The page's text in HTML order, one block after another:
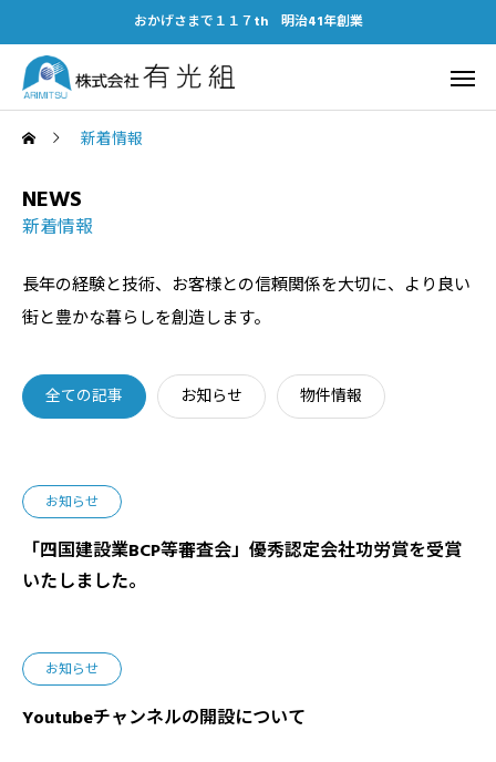
おかげさまで１１７th 明治41年創業
新着情報
NEWS
新着情報
長年の経験と技術、お客様との信頼関係を大切に、より良い
街と豊かな暮らしを創造します。
全ての記事 お知らせ 物件情報
お知らせ
「四国建設業BCP等審査会」優秀認定会社功労賞を受賞
いたしました。
お知らせ
Youtubeチャンネルの開設について